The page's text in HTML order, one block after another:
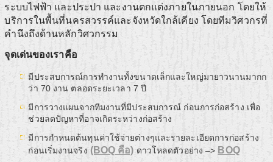
ระบบไฟฟ้า และประปา และงานตกแต่งภายในภายนอก โดยให้
บริการในพื้นที่นครสวรรค์และจังหวัดใกล้เคียง โดยทีมวิศวกรที่
คำนึงถึงด้านหลักวิศวกรรม
จุดเด่นของเราคือ
มีประสบการณ์การทำงานทั้งขนาดเล็กและใหญ่มายาวนานมากก
ว่า 70 งาน ตลอดระยะเวลา 7 ปี
มีการวางแผนจากทีมงานที่มีประสบการณ์ ก่อนการก่อสร้าง เพื่อ
ช่วยลดปัญหาที่อาจเกิดระหว่างก่อสร้าง
มีการกำหนดต้นทุนค่าใช้จ่ายต่างๆและรายละเอียดการก่อสร้าง
ก่อนเริ่มงานจริง (BOQ คือ) ดาวโหลดตัวอย่าง –> BOQ